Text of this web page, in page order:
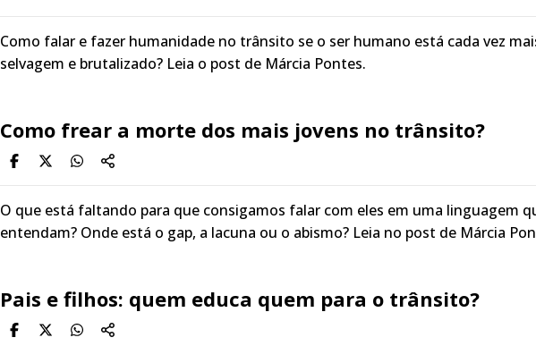
Como falar e fazer humanidade no trânsito se o ser humano está cada vez
selvagem e brutalizado? Leia o post de Márcia Pontes.
Como frear a morte dos mais jovens no trânsito?
O que está faltando para que consigamos falar com eles em uma linguagem
entendam? Onde está o gap, a lacuna ou o abismo? Leia no post de Márcia
Pais e filhos: quem educa quem para o trânsito?